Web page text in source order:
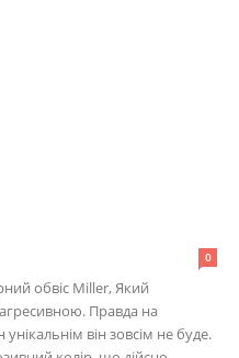
0
обвіс Miller, Який
Правда на
він зовсім не буде.